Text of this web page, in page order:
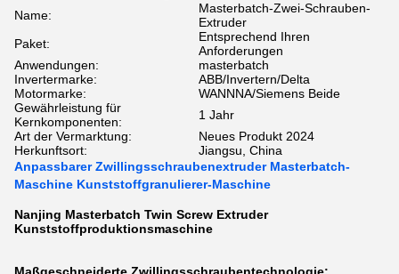
Name:
Masterbatch-Zwei-Schrauben-
Extruder
Paket:
Entsprechend Ihren
Anforderungen
Anwendungen:
masterbatch
Invertermarke:
ABB/Invertern/Delta
Motormarke:
WANNNA/Siemens Beide
Gewährleistung für
Kernkomponenten:
1 Jahr
Art der Vermarktung:
Neues Produkt 2024
Herkunftsort:
Jiangsu, China
Anpassbarer Zwillingsschraubenextruder Masterbatch-
Maschine Kunststoffgranulierer-Maschine
Nanjing Masterbatch Twin Screw Extruder
Kunststoffproduktionsmaschine